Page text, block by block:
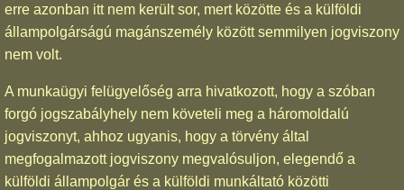
erre azonban itt nem került sor, mert közötte és a külföldi
állampolgárságú magánszemély között semmilyen jogviszony
nem volt.
A munkaügyi felügyelőség arra hivatkozott, hogy a szóban
forgó jogszabályhely nem követeli meg a háromoldalú
jogviszonyt, ahhoz ugyanis, hogy a törvény által
megfogalmazott jogviszony megvalósuljon, elegendő a
külföldi állampolgár és a külföldi munkáltató közötti